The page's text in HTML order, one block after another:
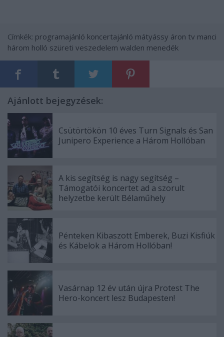
Címkék: programajánló koncertajánló mátyássy áron tv manci
három holló szüreti veszedelem walden menedék
Ajánlott bejegyzések:
Csütörtökön 10 éves Turn Signals és San
Junipero Experience a Három Hollóban
A kis segítség is nagy segítség –
Támogatói koncertet ad a szorult
helyzetbe került Bélaműhely
Pénteken Kibaszott Emberek, Buzi Kisfiúk
és Kábelok a Három Hollóban!
Vasárnap 12 év után újra Protest The
Hero-koncert lesz Budapesten!